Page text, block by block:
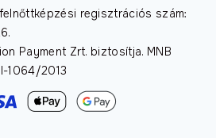
regisztrációs szám:
.
Payment Zrt. biztosítja. MNB
1064/2013